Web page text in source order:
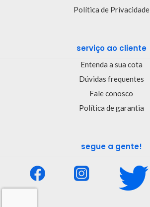
Política de Privacidade
serviço ao cliente
Entenda a sua cota
Dúvidas frequentes
Fale conosco
Política de garantia
segue a gente!